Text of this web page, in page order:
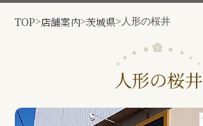
TOP>店舗案内>茨城県> 人形の桜井
人形の桜井